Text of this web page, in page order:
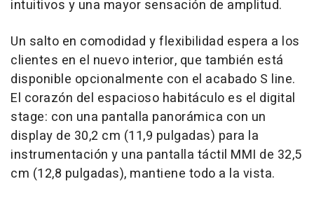
intuitivos y una mayor sensación de amplitud.
Un salto en comodidad y flexibilidad espera a los
clientes en el nuevo interior, que también está
disponible opcionalmente con el acabado S line.
El corazón del espacioso habitáculo es el digital
stage: con una pantalla panorámica con un
display de 30,2 cm (11,9 pulgadas) para la
instrumentación y una pantalla táctil MMI de 32,5
cm (12,8 pulgadas), mantiene todo a la vista.